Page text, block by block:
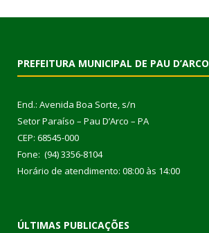
PREFEITURA MUNICIPAL DE PAU D’ARCO
End.: Avenida Boa Sorte, s/n
Setor Paraíso – Pau D’Arco – PA
CEP: 68545-000
Fone: (94) 3356-8104
Horário de atendimento: 08:00 às 14:00
ÚLTIMAS PUBLICAÇÕES